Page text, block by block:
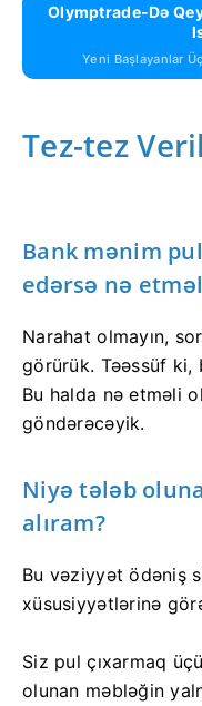
Olymptrade-Də
Yeni Başlayanlar
Tez-tez
Bank mənim
edərsə nə
Narahat olmayın,
görürük. Təəssüf ki,
Bu halda nə etməli
göndərəcəyik.
Niyə tələb
alıram?
Bu vəziyyət ödəniş
xüsusiyyətlərinə
Siz pul çıxarmaq
olunan məbləğin